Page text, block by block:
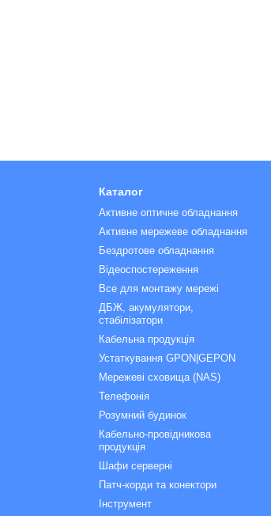
Каталог
Активне оптичне обладнання
Активне мережеве обладнання
Бездротове обладнання
Відеоспостереження
Все для монтажу мережі
ДБЖ, акумулятори,
стабілізатори
Кабельна продукція
Устаткування GPON|GEPON
Мережеві сховища (NAS)
Телефонія
Розумний будинок
Кабельно-провідникова
продукція
Шафи серверні
Патч-корди та конектори
Інструмент